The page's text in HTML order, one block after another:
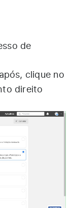
de
clique no
direito